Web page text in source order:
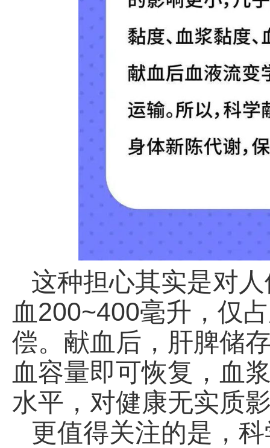
这种担心其实是对
血200~400毫升，仅
偿。献血后，肝脾储
血容量即可恢复，血
水平，对健康无实质
更值得关注的是，